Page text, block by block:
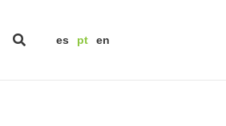
es pt en